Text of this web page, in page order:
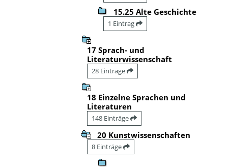
15.25 Alte Geschichte
1 Eintrag
17 Sprach- und
Literaturwissenschaft
28 Einträge
18 Einzelne Sprachen und
Literaturen
148 Einträge
20 Kunstwissenschaften
8 Einträge